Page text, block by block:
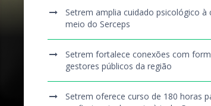
Setrem amplia cuidado psicológico à
meio do Serceps
Setrem fortalece conexões com
gestores públicos da região
Setrem oferece curso de 180 horas